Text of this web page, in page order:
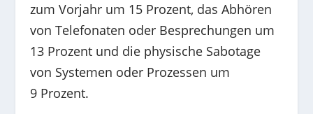
zum Vorjahr um 15 Prozent, das Abhören
von Telefonaten oder Besprechungen um
13 Prozent und die physische Sabotage
von Systemen oder Prozessen um
9 Prozent.